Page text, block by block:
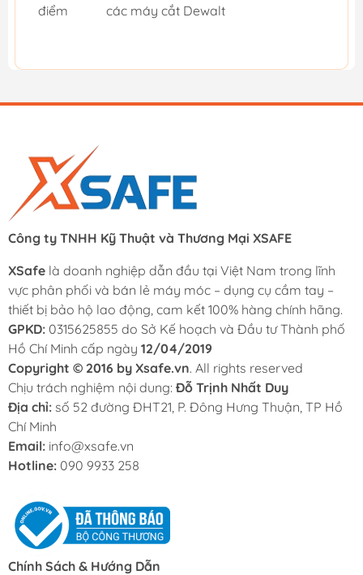
điểm
các máy cắt Dewalt
Công ty TNHH Kỹ Thuật và Thương Mại XSAFE
XSafe là doanh nghiệp dẫn đầu tại Việt Nam trong lĩnh
vực phân phối và bán lẻ máy móc – dụng cụ cầm tay –
thiết bị bảo hộ lao động, cam kết 100% hàng chính hãng.
GPKD: 0315625855 do Sở Kế hoạch và Đầu tư Thành phố
Hồ Chí Minh cấp ngày 12/04/2019
Copyright © 2016 by Xsafe.vn. All rights reserved
Chịu trách nghiệm nội dung: Đỗ Trịnh Nhất Duy
Địa chỉ: số 52 đường ĐHT21, P. Đông Hưng Thuận, TP Hồ
Chí Minh
Email: info@xsafe.vn
Hotline: 090 9933 258
Chính Sách & Hướng Dẫn